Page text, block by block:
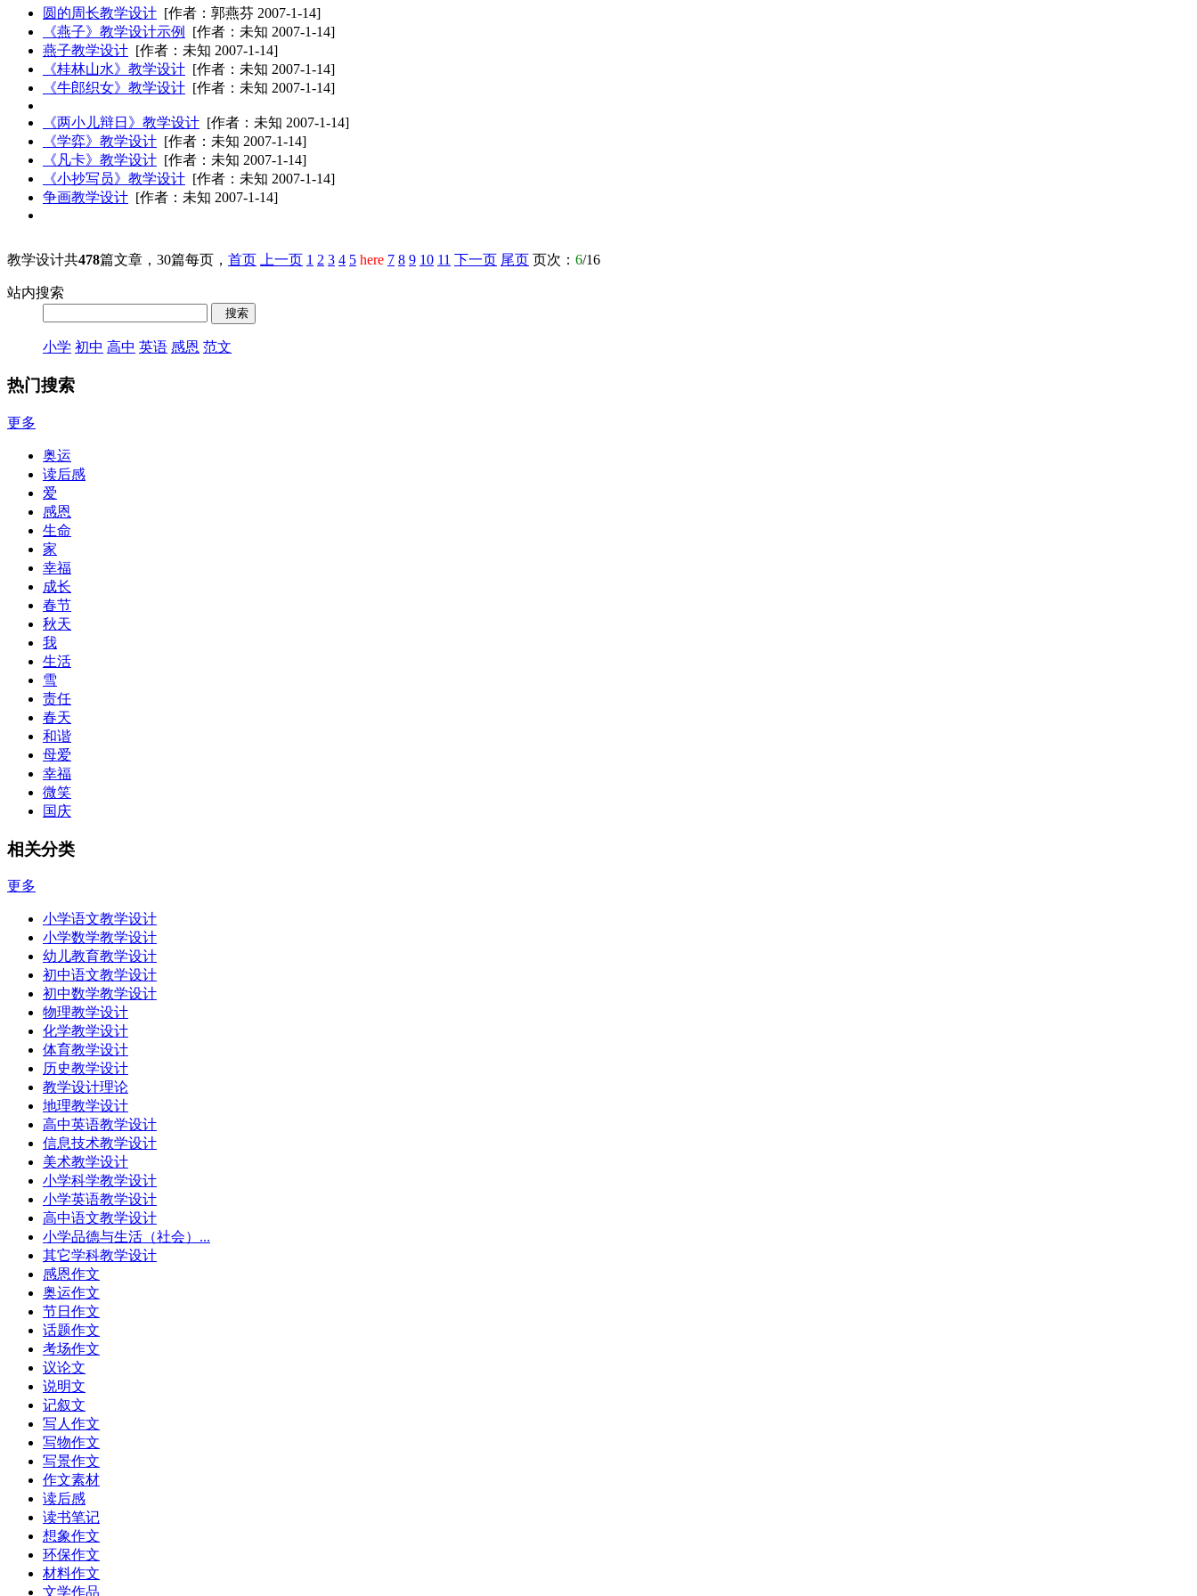
圆的周长教学设计 [作者：郭燕芬 2007-1-14]
《燕子》教学设计示例
[作者：未知 2007-1-14]
燕子教学设计 [作者：未知 2007-1-14]
《桂林山水》教学设计 [作者：未知 2007-1-14]
《牛郎织女》教学设计 [作者：未知 2007-1-14]
《两小儿辩日》教学设计 [作者：未知 2007-1-14]
《学弈》教学设计 [作者：未知 2007-1-14]
《凡卡》教学设计 [作者：未知 2007-1-14]
《小抄写员》教学设计 [作者：未知 2007-1-14]
争画教学设计 [作者：未知 2007-1-14]
教学设计共478篇文章，30篇每页， 首页 上一页 1 2 3 4 5 here 7 8 9 10 11 下一页 尾页 页次： 6/16
站内搜索
小学 初中 高中 英语 感恩 范文
热门搜索
更多
奥运
读后感
爱
感恩
生命
家
幸福
成长
春节
秋天
我
生活
雪
责任
春天
和谐
母爱
幸福
微笑
国庆
相关分类
更多
小学语文教学设计
小学数学教学设计
幼儿教育教学设计
初中语文教学设计
初中数学教学设计
物理教学设计
化学教学设计
体育教学设计
历史教学设计
教学设计理论
地理教学设计
高中英语教学设计
信息技术教学设计
美术教学设计
小学科学教学设计
小学英语教学设计
高中语文教学设计
小学品德与生活（社会）...
其它学科教学设计
感恩作文
奥运作文
节日作文
话题作文
考场作文
议论文
说明文
记叙文
写人作文
写物作文
写景作文
作文素材
读后感
读书笔记
想象作文
环保作文
材料作文
文学作品